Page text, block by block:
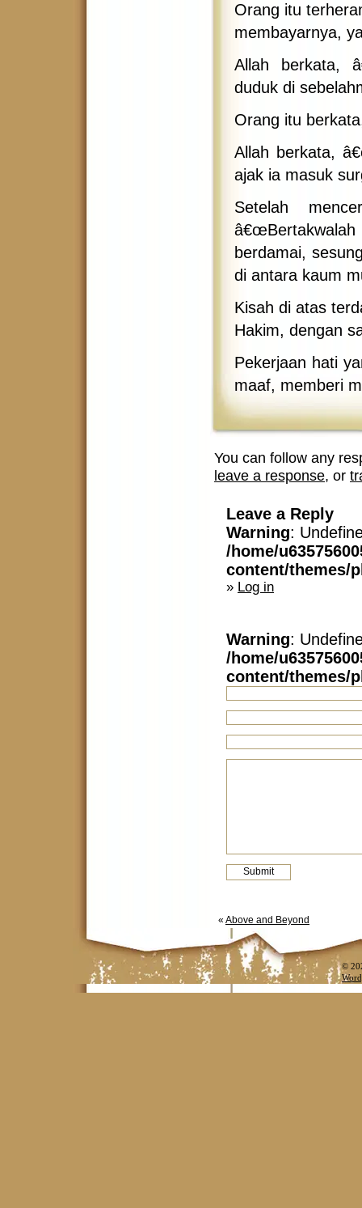
Orang itu
membayarnya,
Allah berkata,
duduk di
Orang itu
Allah berkata,
ajak ia masuk
Setelah
â€œBertakwalah
berdamai,
di antara kaum
Kisah di atas
Hakim, dengan
Pekerjaan hati
maaf, memberi
You can follow any
leave a response, or
Leave a Reply
Warning:
/home/
content/themes/
» Log in
Warning:
/home/
content/themes/
« Above and Beyond
©